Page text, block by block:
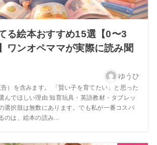
る絵本おすすめ15選【0〜3
ワンオペママが実際に読み聞
ゆうひ
）を含みます。 「賢い子を育てたい」と思った
んでほしい理由 知育玩具・英語教材・タブレッ
選択肢は無数にあります。でも私が一番コスパ
のは、絵本の読み...